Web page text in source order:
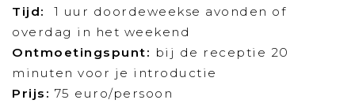
Tijd:
1 uur doordeweekse avonden of
overdag in het weekend
Ontmoetingspunt: bij de receptie 20
minuten voor je introductie
Prijs: 75 euro/persoon